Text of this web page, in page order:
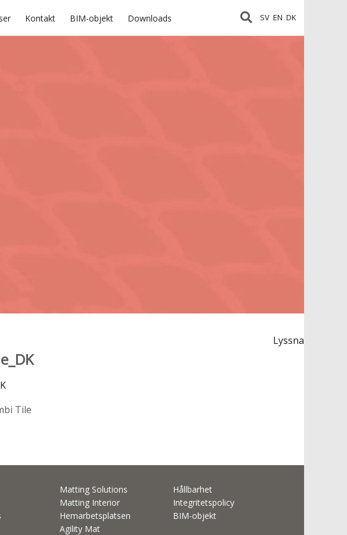
Kontakt BIM-objekt Downloads SV EN DK
Lyssna
Tile
Matting Solutions
Matting Interior
Hemarbetsplatsen
Agility Mat
Hållbarhet
Integritetspolicy
BIM-objekt